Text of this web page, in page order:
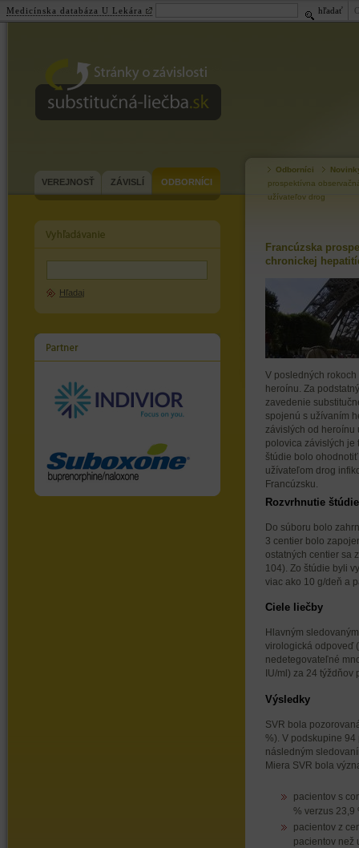
substitučná-liečba.sk
VEREJNOSŤ ZÁVISLÍ ODBORNÍCI
Hľadaj
Odborníci
prospektívna
užívateľov drog
Francúzska
chronickej
V posledných
heroínu. Za
zavedenie
spojenú s užívaním
závislých od heroínu
polovica závislých je
štúdie bolo
užívateľom drog
Francúzsku.
Rozvrhnutie štúdie
Do súboru bolo
3 centier bolo
ostatných centier sa
104). Zo štúdie byli
viac ako 10 g/deň a
Ciele liečby
Hlavným
virologická odpoveď
nedetegovateľné
IU/ml) za 24 týždňov
Výsledky
SVR bola
%). V podskupine
následným
Miera SVR bola
pacientov s
% verzus 23,9
pacientov z
pacientov než
Medicínska databáza U Lekára hľadať